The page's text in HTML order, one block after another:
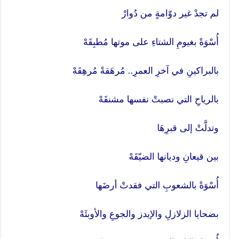
لم تجدْ غير دوّامةٍ من دُوارْ
أُسْوَةً بغيومِ الشتاءِ على موتها مُطبِقَهْ
بالبراكينِ في آخرِ العمرِ.. مُرهَقةً مُرهِقَهْ
بالرياحِ التي نصبتْ نفسها مشنقَهْ
وتدلَّتْ إلى قبرِهَا
بين قيعانِ وديانها الضيّقَهْ
أُسْوَةً بالشعوبِ التي فقدتْ أرضَها
بضحايا الزلازلِ والإيدز والجوعِ والأوبئَهْ